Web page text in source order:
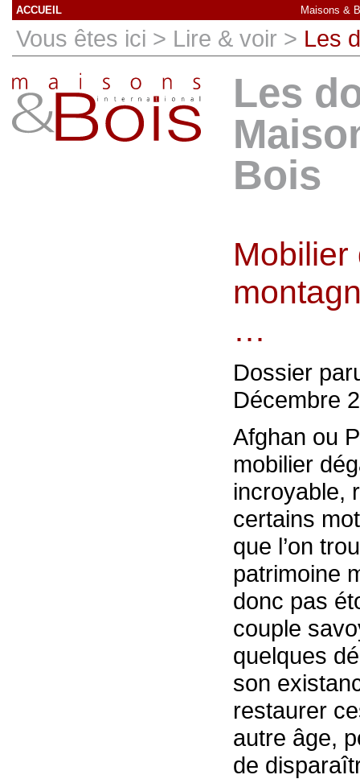
ACCUEIL Maisons &
Vous êtes ici > Lire & voir > Les
Les
Bois
Mobilier
…
Dossier
Décembre
Afghan ou
mobilier
incroyable,
certains
que l’on
patrimoine
donc pas
couple
quelques
son
restaurer
autre âge,
de